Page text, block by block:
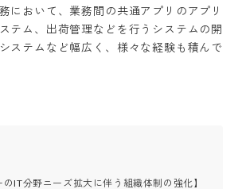
において、業務間の共通アプリのアプリ
テム、出荷管理などを行うシステムの開
ステムなど幅広く、様々な経験も積んで
のIT分野ニーズ拡大に伴う組織体制の強化】